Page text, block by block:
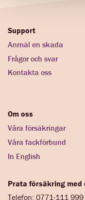
Support
Anmäl en skada
Frågor och svar
Kontakta oss
Om oss
Våra försäkringar
Våra fackförbund
In English
Prata försäkring med
Telefon: 0771-111 999